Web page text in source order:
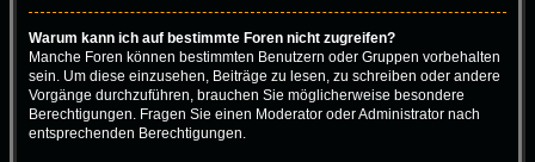
Warum kann ich auf bestimmte Foren nicht zugreifen?
Manche Foren können bestimmten Benutzern oder Gruppen vorbehalten
sein. Um diese einzusehen, Beiträge zu lesen, zu schreiben oder andere
Vorgänge durchzuführen, brauchen Sie möglicherweise besondere
Berechtigungen. Fragen Sie einen Moderator oder Administrator nach
entsprechenden Berechtigungen.